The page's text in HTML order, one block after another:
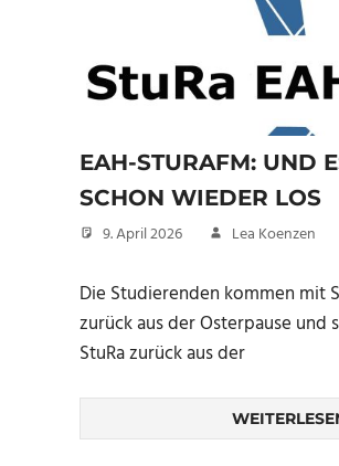
EAH-STURAFM: UND
SCHON WIEDER LOS
9. April 2026 Lea Koenzen
Die Studierenden kommen mit
zurück aus der Osterpause und
StuRa zurück aus der